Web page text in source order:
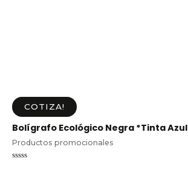
COTIZA!
Bolígrafo Ecológico Negra *Tinta Azul
Productos promocionales